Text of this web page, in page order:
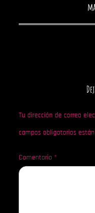
Tu dirección de correo
campos obligatorios
Comentario *